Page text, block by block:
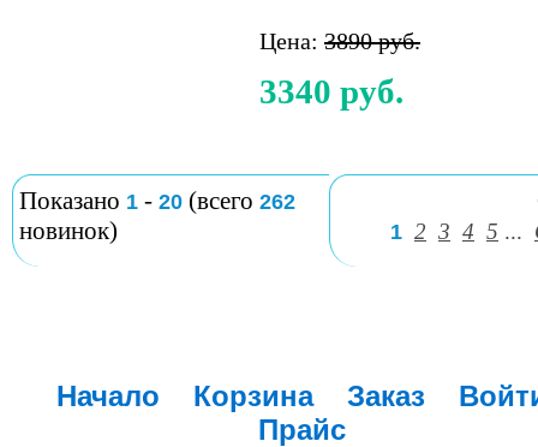
Цена: 3890 руб.
3340 руб.
Показано 1 - 20 (всего 262
новинок) 1 2 3 4 5 ...
Начало Корзина Заказ
Прайс